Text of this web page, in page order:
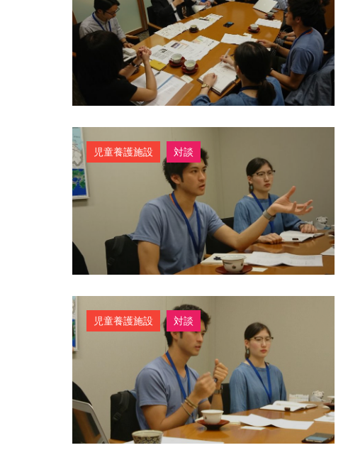
児童養護施設 対談
児童養護施設 対談